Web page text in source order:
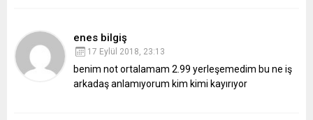
enes bilgiş
17 Eylül 2018, 23:13
benim not ortalamam 2.99 yerleşemedim bu ne iş
arkadaş anlamıyorum kim kimi kayırıyor